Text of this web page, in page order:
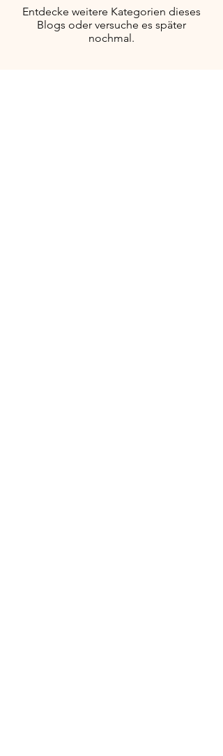
Entdecke weitere Kategorien dieses
Blogs oder versuche es später
nochmal.